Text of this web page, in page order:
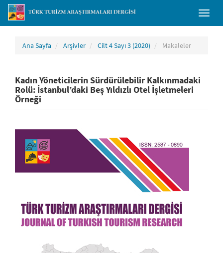
##plugins.themes.bootstrap3.accessible_menu.main_navigation##
##plugins.themes.bootstrap3.accessible_menu.main_content##
##plugins.themes.bootstrap3.accessible_menu.sidebar##
Toggle
Ana Sayfa Arşivler Cilt 4 Sayı 3 (2020) Makaleler
Kadın Yöneticilerin Sürdürülebilir Kalkınmadaki
Rolü: İstanbul’daki Beş Yıldızlı Otel İşletmeleri
Örneği